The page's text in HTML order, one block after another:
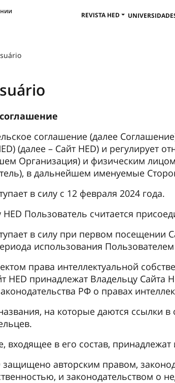
REVISTA HED
соглашение (далее
(далее – Cайт HED) и
Организация) и физическим
в дальнейшем именуемые
в силу с 12 февраля 2024 года.
HED Пользователь считается
в силу при первом посещении
использования Пользователем
права интеллектуальной
HED принадлежат Владельцу
РФ о правах
на которые даются ссылки
входящее в его состав,
авторским правом,
и законодательством о